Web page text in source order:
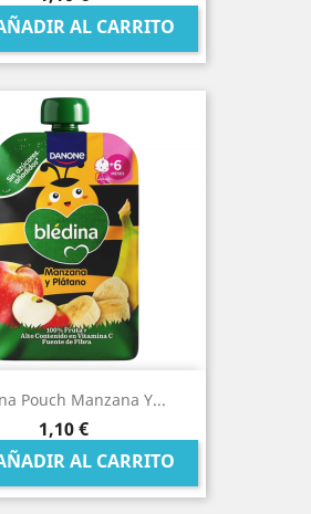
AL CARRITO
Pouch Manzana Y...
Precio
1,10 €
AL CARRITO